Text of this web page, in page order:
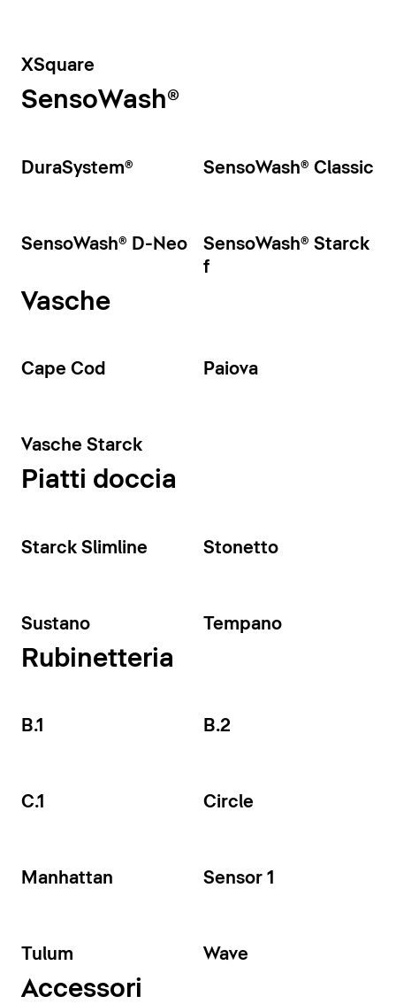
XSquare
SensoWash®
DuraSystem® SensoWash® Classic
SensoWash® D-Neo
SensoWash® Starck
f
Vasche
Cape Cod Paiova
Vasche Starck
Piatti doccia
Starck Slimline Stonetto
Sustano Tempano
Rubinetteria
B.1 B.2
C.1 Circle
Manhattan Sensor 1
Tulum Wave
Accessori